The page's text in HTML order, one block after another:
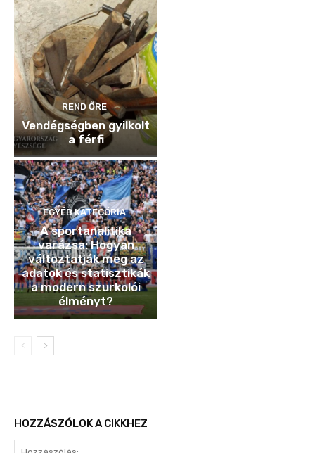
REND ŐRE
Vendégségben gyilkolt
a férfi
EGYÉB KATEGÓRIA
A sportanalitika
varázsa: Hogyan
változtatják meg az
adatok és statisztikák
a modern szurkolói
élményt?
HOZZÁSZÓLOK A CIKKHEZ